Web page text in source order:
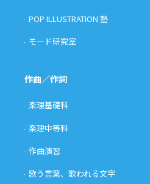
POP ILLUSTRATION 塾
モード研究室
作曲／作詞
楽理基礎科
楽理中等科
作曲演習
歌う言葉、歌われる文字